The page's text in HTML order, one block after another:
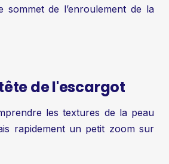
sommet de l’enroulement de la
de l'escargot
les textures de la peau
rapidement un petit zoom sur